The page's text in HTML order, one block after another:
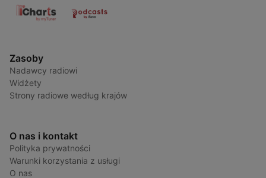
Zasoby
Nadawcy radiowi
Widżety
Strony radiowe według krajów
O nas i kontakt
Polityka prywatności
Warunki korzystania z usługi
O nas